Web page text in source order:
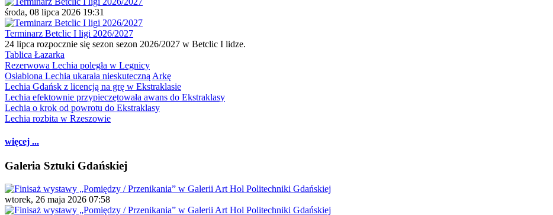
środa, 08 lipca 2026 19:31
Terminarz Betclic I ligi 2026/2027
24 lipca rozpocznie się sezon sezon 2026/2027 w Betclic I lidze.
Tablica Łazarka
Rezerwowa Lechia poległa w Legnicy
Osłabiona Lechia ukarała nieskuteczną Arkę
Lechia Gdańsk z licencją na grę w Ekstraklasie
Lechia efektownie przypieczętowała awans do Ekstraklasy
Lechia o krok od powrotu do Ekstraklasy
Lechia rozbita w Rzeszowie
więcej ...
Galeria Sztuki Gdańskiej
wtorek, 26 maja 2026 07:58